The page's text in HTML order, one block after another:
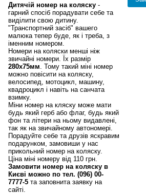
Дитячій номер на коляску -
гарний спосіб порадувати себе та
виділити свою дитину.
"Транспортний засіб" вашего
малюка тепер буде, як і треба, з
іменним номером.
Номери на коляски менші ніж
звичайні номери. Їх размір
280х75мм . Тому такий міні номер
можно повісити на коляску,
велосипед, мотоцикл, машину,
квадроцикл і навіть на санчата
взимку.
Міни номер на кляску може мати
будь який герб або флаг, будь який
фон та літери на ньому видавлені,
так як на звичайному автономері.
Порадуйте себе та друзів яскравим
подарунком, замовиши у нас
прикольний номер на коляску.
Ціна міні номеру від 110 грн.
Замовити номер на коляску в
Києві можно по тел. (096) 00-
7777-5 та заповнита заявку на
сайті.